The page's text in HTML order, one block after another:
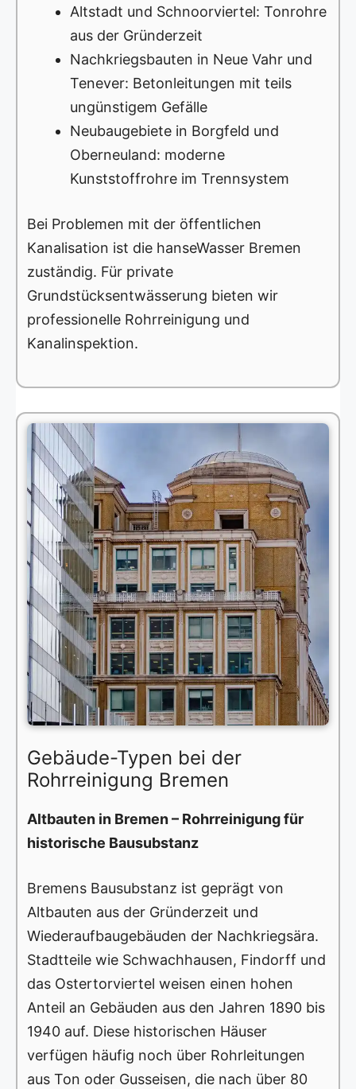
Altstadt und Schnoorviertel: Tonrohre
aus der Gründerzeit
Nachkriegsbauten in Neue Vahr und
Tenever: Betonleitungen mit teils
ungünstigem Gefälle
Neubaugebiete in Borgfeld und
Oberneuland: moderne
Kunststoffrohre im Trennsystem
Bei Problemen mit der öffentlichen
Kanalisation ist die hanseWasser Bremen
zuständig. Für private
Grundstücksentwässerung bieten wir
professionelle Rohrreinigung und
Kanalinspektion.
Gebäude-Typen bei der
Rohrreinigung Bremen
Altbauten in Bremen – Rohrreinigung für
historische Bausubstanz
Bremens Bausubstanz ist geprägt von
Altbauten aus der Gründerzeit und
Wiederaufbaugebäuden der Nachkriegsära.
Stadtteile wie Schwachhausen, Findorff und
das Ostertorviertel weisen einen hohen
Anteil an Gebäuden aus den Jahren 1890 bis
1940 auf. Diese historischen Häuser
verfügen häufig noch über Rohrleitungen
aus Ton oder Gusseisen, die nach über 80